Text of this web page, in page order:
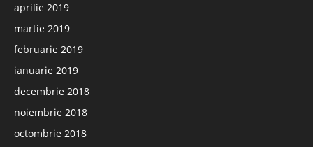
aprilie 2019
martie 2019
februarie 2019
ianuarie 2019
decembrie 2018
noiembrie 2018
octombrie 2018